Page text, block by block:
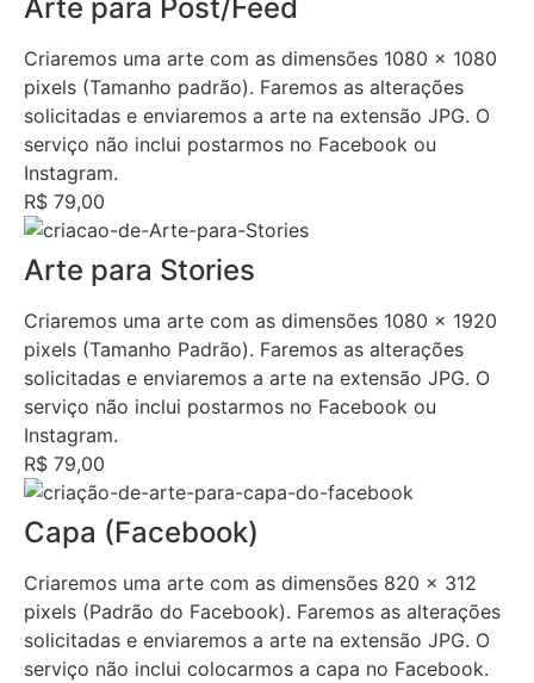
Arte para Post/Feed
Criaremos uma arte com as dimensões 1080 x 1080
pixels (Tamanho padrão). Faremos as alterações
solicitadas e enviaremos a arte na extensão JPG. O
serviço não inclui postarmos no Facebook ou
Instagram.
R$ 79,00
Arte para Stories
Criaremos uma arte com as dimensões 1080 x 1920
pixels (Tamanho Padrão). Faremos as alterações
solicitadas e enviaremos a arte na extensão JPG. O
serviço não inclui postarmos no Facebook ou
Instagram.
R$ 79,00
Capa (Facebook)
Criaremos uma arte com as dimensões 820 x 312
pixels (Padrão do Facebook). Faremos as alterações
solicitadas e enviaremos a arte na extensão JPG. O
serviço não inclui colocarmos a capa no Facebook.